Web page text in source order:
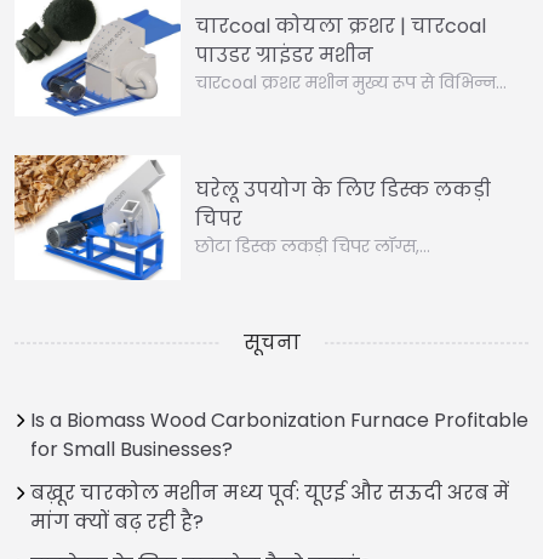
चारcoal कोयला क्रशर | चारcoal
पाउडर ग्राइंडर मशीन
चारcoal क्रशर मशीन मुख्य रूप से विभिन्न…
घरेलू उपयोग के लिए डिस्क लकड़ी
चिपर
छोटा डिस्क लकड़ी चिपर लॉग्स,…
सूचना
Is a Biomass Wood Carbonization Furnace Profitable
for Small Businesses?
बख़ूर चारकोल मशीन मध्य पूर्व: यूएई और सऊदी अरब में
मांग क्यों बढ़ रही है?